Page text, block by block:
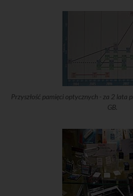
Przyszłość pamięci optycznych - za 2 lata
GB.